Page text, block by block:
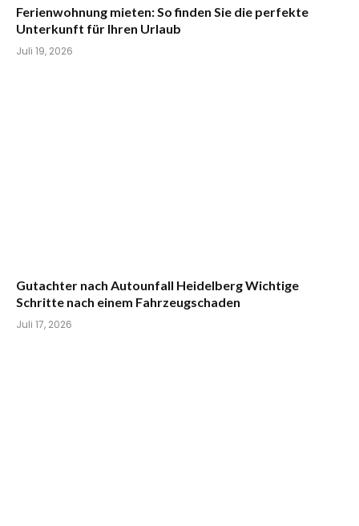
Ferienwohnung mieten: So finden Sie die perfekte
Unterkunft für Ihren Urlaub
Juli 19, 2026
Gutachter nach Autounfall Heidelberg Wichtige
Schritte nach einem Fahrzeugschaden
Juli 17, 2026